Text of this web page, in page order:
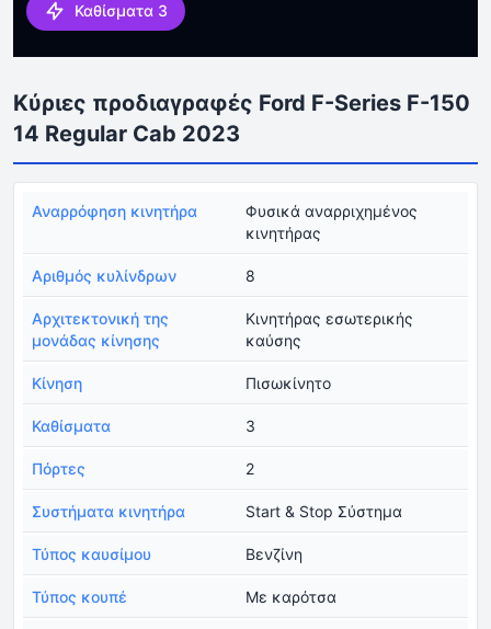
Καθίσματα 3
Κύριες προδιαγραφές Ford F-Series F-150
14 Regular Cab 2023
Αναρρόφηση κινητήρα
Φυσικά αναρριχημένος
κινητήρας
Αριθμός κυλίνδρων 8
Αρχιτεκτονική της
μονάδας κίνησης
Κινητήρας εσωτερικής
καύσης
Κίνηση Πισωκίνητο
Καθίσματα 3
Πόρτες 2
Συστήματα κινητήρα Start & Stop Σύστημα
Τύπος καυσίμου Βενζίνη
Τύπος κουπέ Με καρότσα